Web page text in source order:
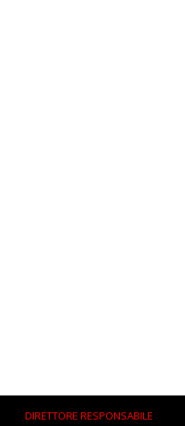
DIRETTORE RESPONSABILE